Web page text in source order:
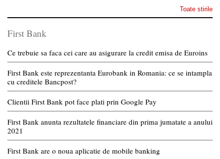
Toate stirile
First Bank
Ce trebuie sa faca cei care au asigurare la credit emisa de Euroins
First Bank este reprezentanta Eurobank in Romania: ce se intampla
cu creditele Bancpost?
Clientii First Bank pot face plati prin Google Pay
First Bank anunta rezultatele financiare din prima jumatate a anului
2021
First Bank are o noua aplicatie de mobile banking